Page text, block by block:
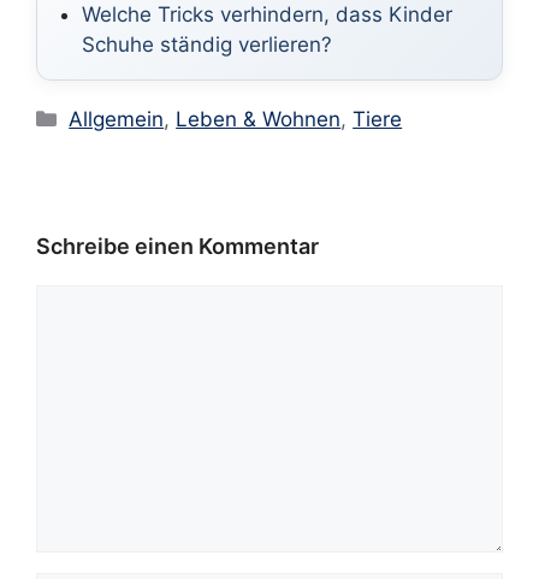
Welche Tricks verhindern, dass Kinder
Schuhe ständig verlieren?
Kategorien
Allgemein, Leben & Wohnen,Tiere
Schreibe einen Kommentar